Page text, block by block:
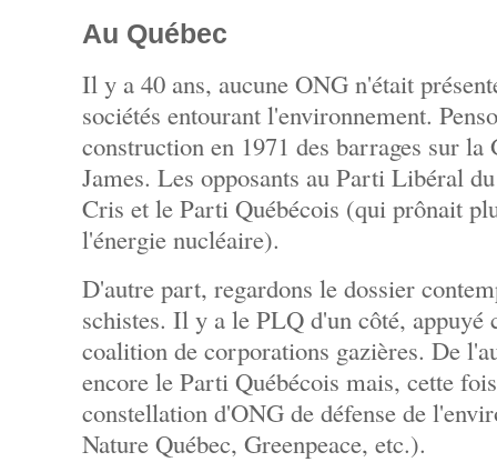
Au Québec
Il y a 40 ans, aucune ONG n'était
sociétés entourant l'environnement.
construction en 1971 des barrages sur
James. Les opposants au Parti Libéral
Cris et le Parti Québécois (qui prônait
l'énergie nucléaire).
D'autre part, regardons le dossier
schistes. Il y a le PLQ d'un côté, appuyé
coalition de corporations gazières. De
encore le Parti Québécois mais, cette
constellation d'ONG de défense de
Nature Québec, Greenpeace, etc.).